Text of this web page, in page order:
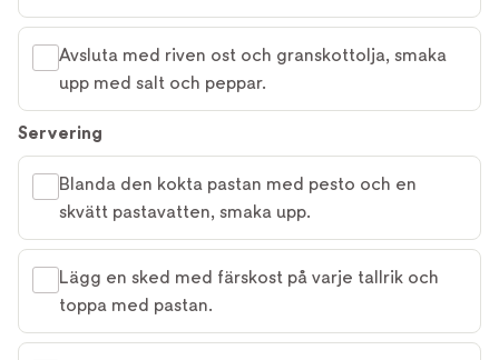
Avsluta med riven ost och granskottolja, smaka
upp med salt och peppar.
Servering
Blanda den kokta pastan med pesto och en
skvätt pastavatten, smaka upp.
Lägg en sked med färskost på varje tallrik och
toppa med pastan.